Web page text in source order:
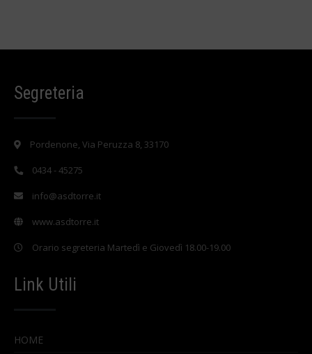
Segreteria
Pordenone, Via Peruzza 8, 33170
0434 - 45275
info@asdtorre.it
www.asdtorre.it
Orario segreteria Martedì e Giovedì 18.00-19.00
Link Utili
HOME